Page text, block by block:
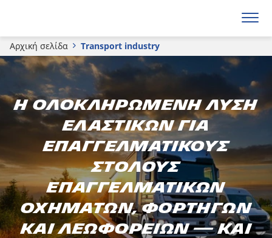
Αρχική σελίδα Transport industry
Η ολοκληρωμένη λύση
ελαστικών για
επαγγελματικούς
στόλους
επαγγελματικών
οχημάτων, φορτηγών
και λεωφορείων — και